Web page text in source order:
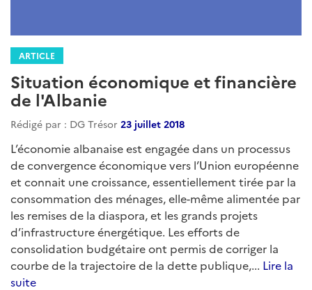
ARTICLE
Situation économique et financière
de l'Albanie
Rédigé par : DG Trésor 23 juillet 2018
L’économie albanaise est engagée dans un processus
de convergence économique vers l’Union européenne
et connait une croissance, essentiellement tirée par la
consommation des ménages, elle-même alimentée par
les remises de la diaspora, et les grands projets
d’infrastructure énergétique. Les efforts de
consolidation budgétaire ont permis de corriger la
courbe de la trajectoire de la dette publique,... Lire la
suite